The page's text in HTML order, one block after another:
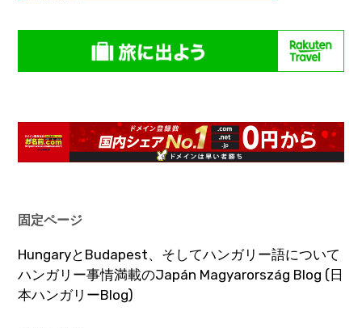
固定ページ
HungaryとBudapest、そしてハンガリー語について
ハンガリー事情満載のJapán Magyarország Blog (日
本ハンガリーBlog)